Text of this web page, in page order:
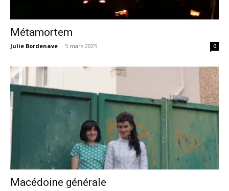
Métamortem
Julie Bordenave - 5 mars 2025 0
Macédoine générale